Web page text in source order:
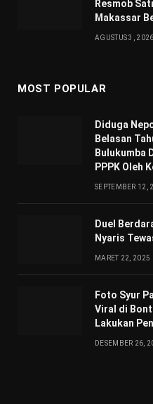
Resmob
Makassar
AGUSTUS 3, 2026
MOST POPULAR
Diduga
Belasan
Bulukumba
PPPK Oleh
SEPTEMBER 12,
Duel
Nyaris
MARET 22, 2025
Foto Syur
Viral di
Lakukan
DESEMBER 26,